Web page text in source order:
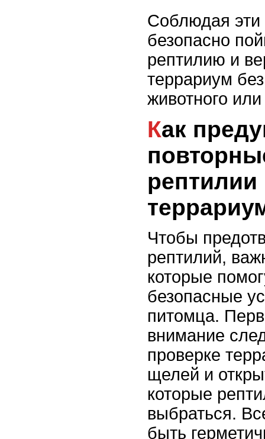
Соблюдая
безопасно
рептилию и
террариум
животного
Как предупредить
рептилии
Чтобы
рептилий,
которые
безопасные
питомца.
внимание
проверке
щелей и
которые
выбраться.
быть